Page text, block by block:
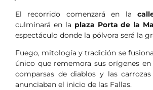
El recorrido comenzará en la
culminará en la plaza Porta de la
espectáculo donde la pólvora será la
Fuego, mitología y tradición se
único que rememora sus orígenes en
comparsas de diablos y las
anunciaban el inicio de las Fallas.